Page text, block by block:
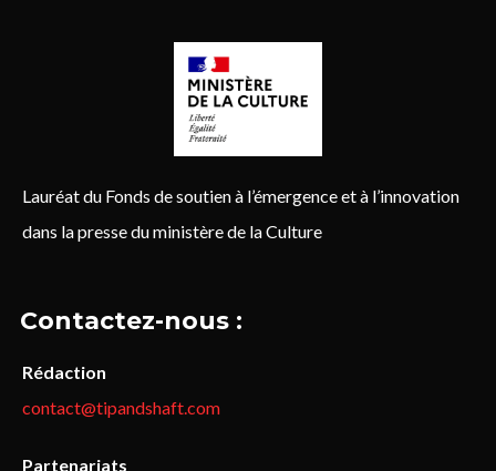
Lauréat du Fonds de soutien à l’émergence et à l’innovation
dans la presse du ministère de la Culture
Contactez-nous :
Rédaction
contact@tipandshaft.com
Partenariats